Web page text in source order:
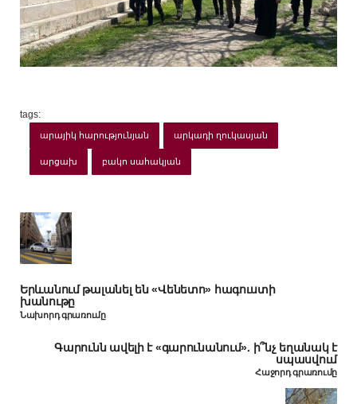
tags:
արայիկ հարությունյան արկադի ղուկասյան
արցախ բակո սահակյան
Երևանում թալանել են «Վենետո» հագուստի
խանութը
Նախորդ գրառումը
Գարունն ավելի է «գարունանում». ի՞նչ եղանակ է
սպասվում
Հաջորդ գրառումը